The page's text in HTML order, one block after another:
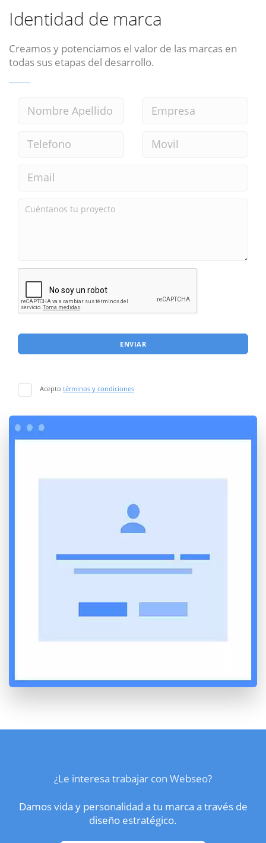
Identidad de marca
Creamos y potenciamos el valor de las marcas en
todas sus etapas del desarrollo.
ENVIAR
Acepto términos y condiciones
¿Le interesa trabajar con Webseo?
Damos vida y personalidad a tu marca a través de
diseño estratégico.